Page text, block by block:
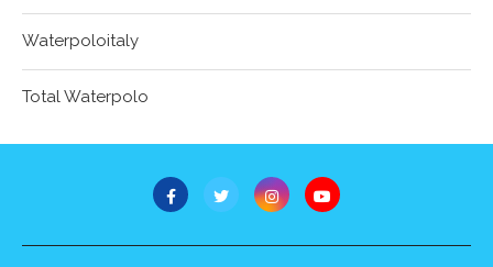
Waterpoloitaly
Total Waterpolo